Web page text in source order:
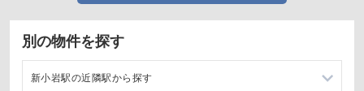
別の物件を探す
新小岩駅の近隣駅から探す